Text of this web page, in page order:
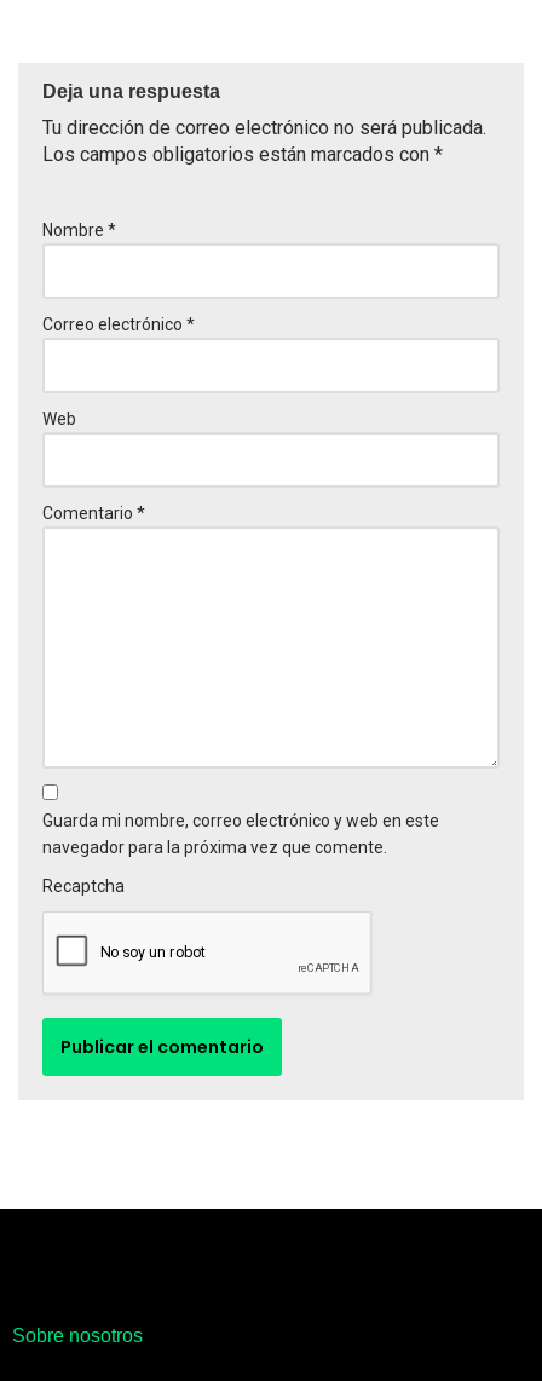
Deja una respuesta
Tu dirección de correo electrónico no será publicada.
Los campos obligatorios están marcados con *
Nombre *
Correo electrónico *
Web
Comentario *
Guarda mi nombre, correo electrónico y web en este
navegador para la próxima vez que comente.
Recaptcha
Sobre nosotros